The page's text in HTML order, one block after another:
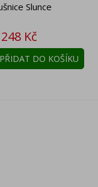
Slunce
Cena
248 Kč
PŘIDAT DO KOŠÍKU